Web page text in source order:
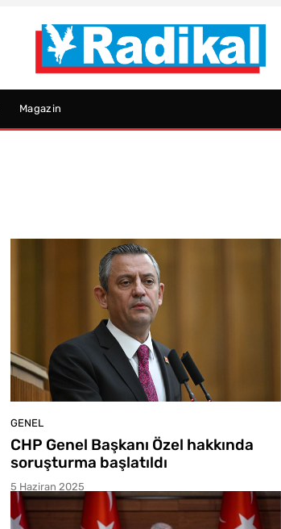
Magazin
GENEL
CHP Genel Başkanı Özel hakkında
soruşturma başlatıldı
5 Haziran 2025